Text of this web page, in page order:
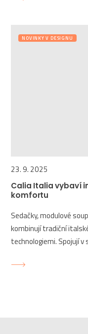
NOVINKY V DESIGNU
23. 9. 2025
Calia Italia vybaví
komfortu
Sedačky, modulové
kombinují tradiční
technologiemi. Spojují v